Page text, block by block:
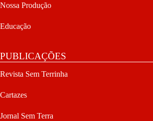
Nossa Produção
Educação
PUBLICAÇÕES
Revista Sem Terrinha
Cartazes
Jornal Sem Terra